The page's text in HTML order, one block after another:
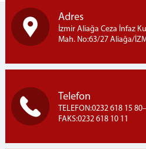
Adres
İzmir Aliağa Ceza İnfaz
Mah. No:63/27 Aliağa/
Telefon
TELEFON:0232 618 15
FAKS:0232 618 10 11